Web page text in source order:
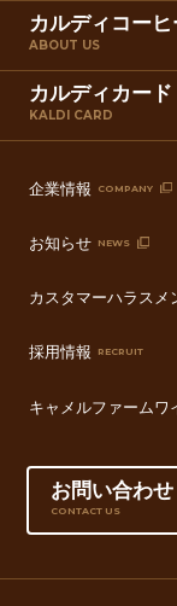
カルディコー
ABOUT US
カルディカード
KALDI CARD
企業情報 COMPANY
お知らせ NEWS
カスタマーハラスメ
採用情報 RECRUIT
キャメルファームワ
お問い合わせ
CONTACT US